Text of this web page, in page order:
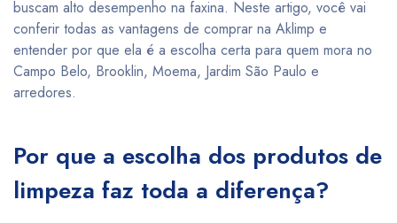
buscam alto desempenho na faxina. Neste artigo, você vai
conferir todas as vantagens de comprar na Aklimp e
entender por que ela é a escolha certa para quem mora no
Campo Belo, Brooklin, Moema, Jardim São Paulo e
arredores.
Por que a escolha dos produtos de
limpeza faz toda a diferença?